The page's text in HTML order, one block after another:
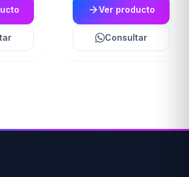
Ver producto
Consultar